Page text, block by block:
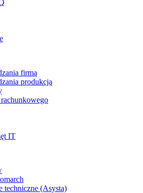
firmą
produkcją
IT
techniczne (Asysta)